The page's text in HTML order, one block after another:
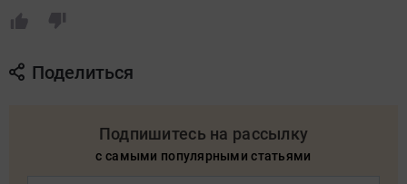
Поделиться
Подпишитесь на рассылку
с самыми популярными статьями